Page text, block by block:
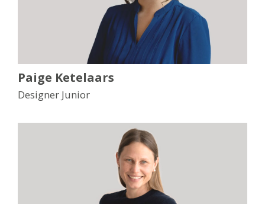
Paige Ketelaars
Designer Junior